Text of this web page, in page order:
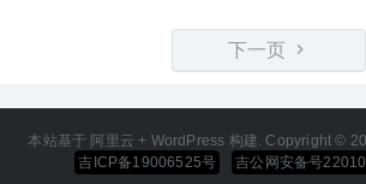
下一页
本站基于 阿里云 + WordPress 构建. Copyright ©
吉ICP备19006525号
吉公网安备号